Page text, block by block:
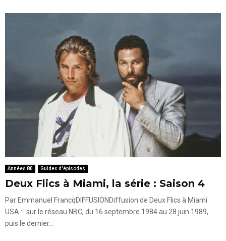
Années 80 Guides d'épisodes
Deux Flics à Miami, la série : Saison 4
Par Emmanuel FrancqDIFFUSIONDiffusion de Deux Flics à Miami
USA :- sur le réseau NBC, du 16 septembre 1984 au 28 juin 1989,
puis le dernier...